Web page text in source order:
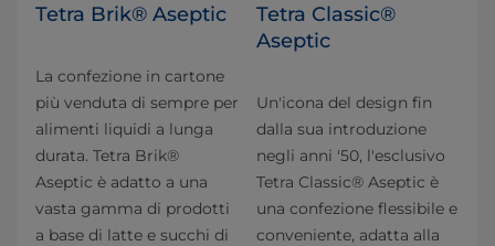
Tetra Brik® Aseptic
La confezione in cartone
più venduta di sempre per
alimenti liquidi a lunga
durata. Tetra Brik®
Aseptic è adatto a una
vasta gamma di prodotti
a base di latte e succhi di
Tetra Classic®
Aseptic
Un'icona del design fin
dalla sua introduzione
negli anni '50, l'esclusivo
Tetra Classic® Aseptic è
una confezione flessibile e
conveniente, adatta alla